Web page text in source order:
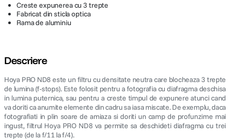
Creste expunerea cu 3 trepte
Fabricat din sticla optica
Rama de aluminiu
Descriere
Hoya PRO ND8 este un filtru cu densitate neutra care blocheaza 3 trepte
de lumina (f-stops). Este folosit pentru a fotografia cu diafragma deschisa
in lumina puternica, sau pentru a creste timpul de expunere atunci cand
va doriti ca anumite elemente din cadru sa iasa miscate. De exemplu, daca
fotografiati in plin soare de amiaza si doriti un camp de profunzime mai
ingust, filtrul Hoya PRO ND8 va permite sa deschideti diafragma cu trei
trepte (de la f/11 la f/4).